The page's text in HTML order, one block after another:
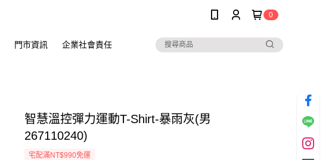
0
門市資訊 企業社會責任
智慧溫控彈力運動T-Shirt-暴雨灰(男
267110240)
宅配滿NT$990免運